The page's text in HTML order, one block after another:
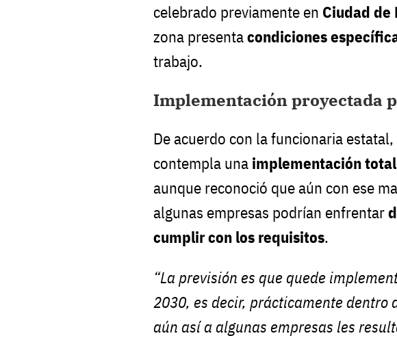
celebrado previamente en Ciudad de
zona presentacondiciones
trabajo.
Implementación proyectada
De acuerdo con la funcionaria
contempla una implementación
aunque reconoció que aún con ese
algunas empresas podrían enfrentar
cumplir con los requisitos.
“La previsión es que quede
2030, es decir, prácticamente dentro
aún así a algunas empresas les